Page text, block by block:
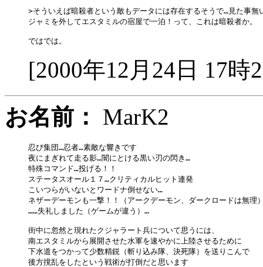
>そういえば暗殺者という敵もデータには存在するそうで…見た事無
ジャミを外してエスタミルの宿屋で一泊！って、これは暗殺者か。
[2000年12月24日 17時
お名前：
MarK2
忍び集団…忍者…素敵な響きです
夜にまぎれて走る影…闇にとける黒い刃の閃き…
特殊コマンド…投げる！！
ステータスオール１７…クリティカルヒット連発
こいつらがいないとワードナ倒せない…
ネザーデーモンも一撃！！（アークデーモン、ダークロードは無理
……失礼しました（ゲームが違う）…
街中に忽然と現れたクジャラート兵について思うには、
南エスタミルから展開させた水軍を速やかに上陸させるために
下水道をつかって少数精鋭（斬り込み隊、決死隊）を送りこんで
後方撹乱をしたという戦術が打倒だと思います